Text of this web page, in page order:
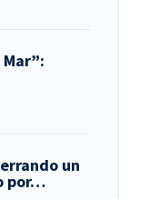
un
por…